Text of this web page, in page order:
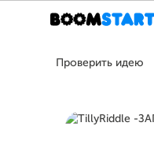
Проверить идею